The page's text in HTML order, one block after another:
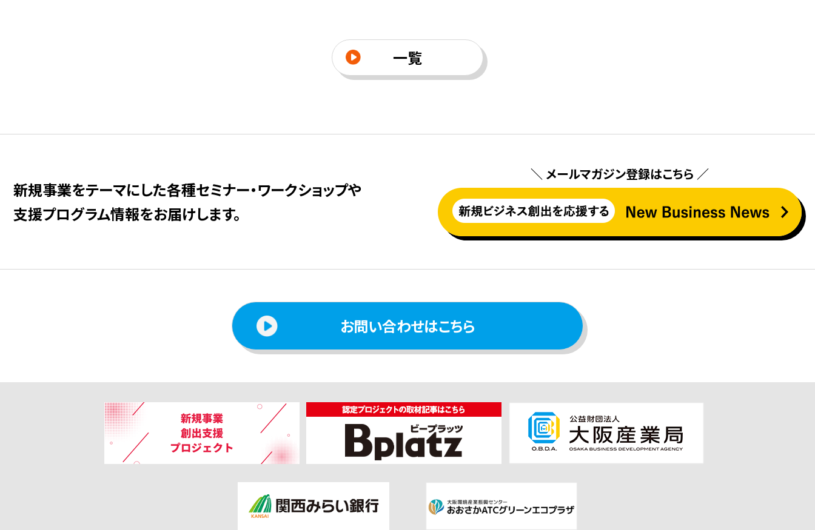
からアポイント獲得までの営業プロセスを
構築するとともに、販促チラシの制作や専
門家とのマッチングを通じて、販路開拓に
向けた営業体制を整えた。
見据えたプロダクト設計やLPの改善を実
施。有料会員サービスのリリースと次の成
長フェーズに進むための動きを加速させ
た。
一覧
新規事業をテーマにした各種セミナー・ワークショップや
⽀援プログラム情報をお届けします。
＼ メールマガジン登録はこちら ／
お問い合わせはこちら